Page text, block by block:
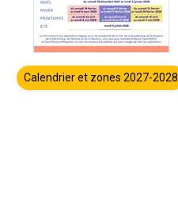
Calendrier et zones 2027-2028